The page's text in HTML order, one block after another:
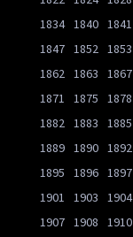
1834 1840 1841
1847 1852 1853
1862 1863 1867
1871
1875 1878
1882 1883 1885
1889 1890 1892
1895
1896 1897
1901
1903 1904
1907 1908 1910